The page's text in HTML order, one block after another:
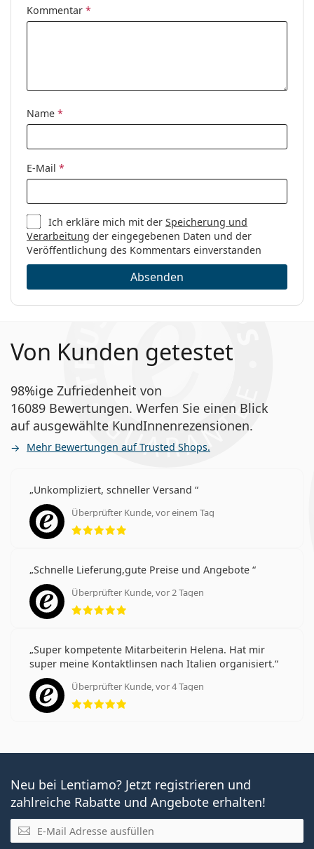
Kommentar *
Name *
E-Mail *
Ich erkläre mich mit derSpeicherung und
Verarbeitung der eingegebenen Daten und der
Veröffentlichung des Kommentars einverstanden
Absenden
Von Kunden getestet
98%ige Zufriedenheit von
16089 Bewertungen. Werfen Sie einen Blick
auf ausgewählte KundInnenrezensionen.
Mehr Bewertungen auf Trusted Shops.
Unkompliziert, schneller Versand
Überprüfter Kunde, vor einem Tag
Bewertung 5 aus 5
Schnelle Lieferung,gute Preise und Angebote
Überprüfter Kunde, vor 2 Tagen
Bewertung 5 aus 5
Super kompetente Mitarbeiterin Helena. Hat mir
super meine Kontaktlinsen nach Italien organisiert.
Überprüfter Kunde, vor 4 Tagen
Bewertung 5 aus 5
Neu bei Lentiamo? Jetzt registrieren und
zahlreiche Rabatte und Angebote erhalten!
E-Mail